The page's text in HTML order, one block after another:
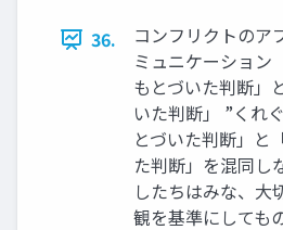
36.
コンフリクトのア
ミュニケーション
もとづいた判断」
いた判断」 ”くれ
とづいた判断」と
た判断」を混同し
したちはみな、大
観を基準にしても